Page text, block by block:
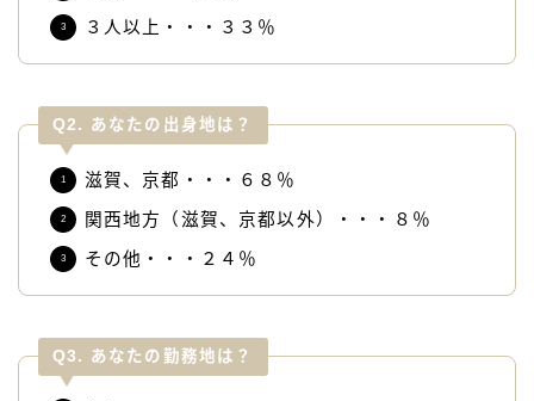
３人以上・・・３３％
Q2. あなたの出身地は？
滋賀、京都・・・６８％
関西地方（滋賀、京都以外）・・・８％
その他・・・２４％
Q3. あなたの勤務地は？